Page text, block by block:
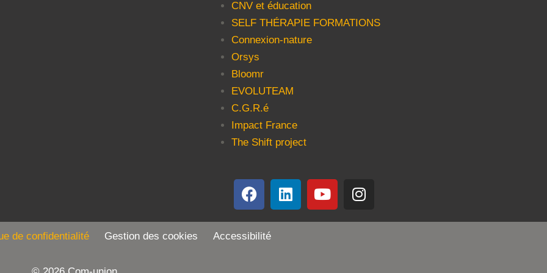
CNV et éducation
SELF THÉRAPIE FORMATIONS
Connexion-nature
Orsys
Bloomr
EVOLUTEAM
C.G.R.é
Impact France
The Shift project
de confidentialité Gestion des cookies Accessibilité